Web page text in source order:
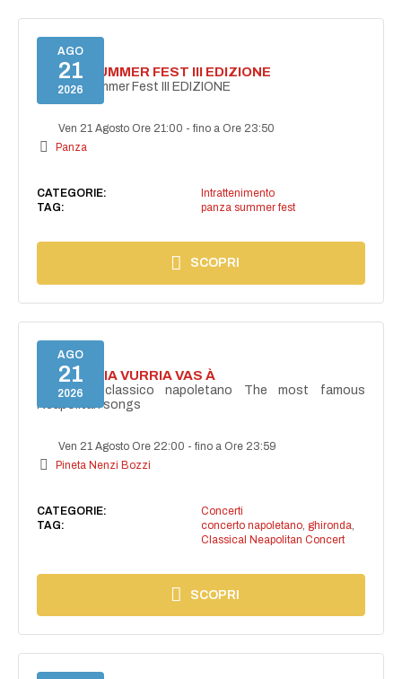
AGO
21
2026
PANZA SUMMER FEST III EDIZIONE
PANZA Summer Fest III EDIZIONE
Ven 21 Agosto Ore 21:00 -fino a Ore 23:50
Panza
CATEGORIE:
Intrattenimento
TAG:
panza summer fest
SCOPRI
AGO
21
2026
I'TE VURRIA VURRIA VAS À
Concerto classico napoletano The most famous
Neapolitan songs
Ven 21 Agosto Ore 22:00 -fino a Ore 23:59
Pineta Nenzi Bozzi
CATEGORIE:
Concerti
TAG:
concerto napoletano, ghironda
Classical Neapolitan Concert
SCOPRI